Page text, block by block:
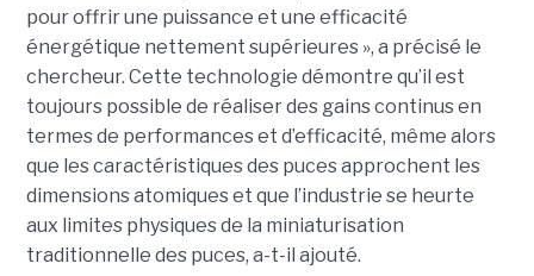
pour offrir une puissance et une efficacité
énergétique nettement supérieures », a précisé le
chercheur. Cette technologie démontre qu’il est
toujours possible de réaliser des gains continus en
termes de performances et d’efficacité, même alors
que les caractéristiques des puces approchent les
dimensions atomiques et que l’industrie se heurte
aux limites physiques de la miniaturisation
traditionnelle des puces, a-t-il ajouté.